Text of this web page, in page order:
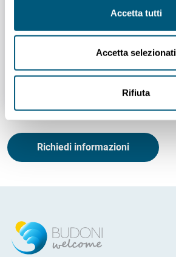
Accetta tutti
Accetta selezionati
Rifiuta
Richiedi informazioni